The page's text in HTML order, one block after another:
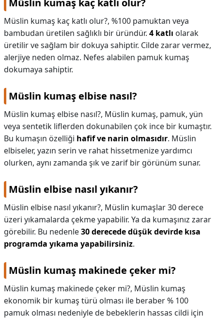
Müslin kumaş kaç katlı olur?
Müslin kumaş kaç katlı olur?, %100 pamuktan veya
bambudan üretilen sağlıklı bir üründür. 4 katlı olarak
üretilir ve sağlam bir dokuya sahiptir. Cilde zarar vermez,
alerjiye neden olmaz. Nefes alabilen pamuk kumaş
dokumaya sahiptir.
Müslin kumaş elbise nasıl?
Müslin kumaş elbise nasıl?, Müslin kumaş, pamuk, yün
veya sentetik liflerden dokunabilen çok ince bir kumaştır.
Bu kumaşın özelliği hafif ve narin olmasıdır. Müslin
elbiseler, yazın serin ve rahat hissetmenize yardımcı
olurken, aynı zamanda şık ve zarif bir görünüm sunar.
Müslin elbise nasıl yıkanır?
Müslin elbise nasıl yıkanır?, Müslin kumaşlar 30 derece
üzeri yıkamalarda çekme yapabilir. Ya da kumaşınız zarar
görebilir. Bu nedenle30 derecede düşük devirde kısa
programda yıkama yapabilirsiniz.
Müslin kumaş makinede çeker mi?
Müslin kumaş makinede çeker mi?, Müslin kumaş
ekonomik bir kumaş türü olması ile beraber % 100
pamuk olması nedeniyle de bebeklerin hassas cildi için